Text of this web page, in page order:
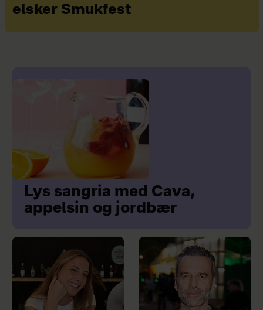
elsker Smukfest
Lys sangria med Cava,
appelsin og jordbær